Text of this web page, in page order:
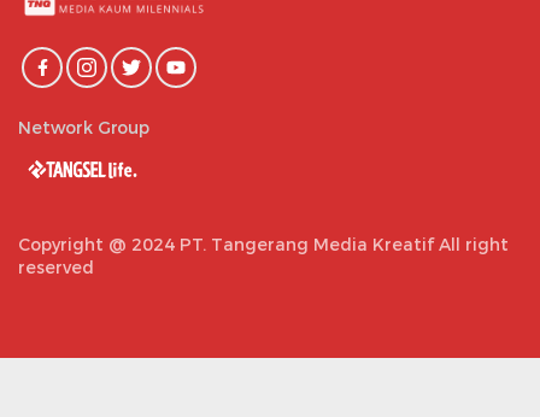
Network Group
Copyright @ 2024 PT. Tangerang Media Kreatif All right
reserved